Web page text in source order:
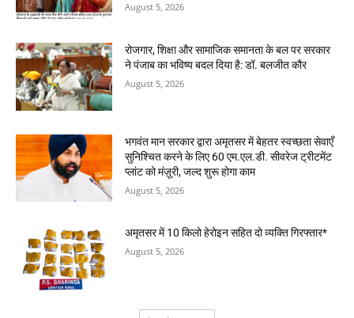
August 5, 2026
रोजगार, शिक्षा और सामाजिक समानता के बल पर सरकार
ने पंजाब का भविष्य बदल दिया है: डॉ. बलजीत कौर
August 5, 2026
भगवंत मान सरकार द्वारा अमृतसर में बेहतर स्वच्छता सेवाएँ
सुनिश्चित करने के लिए 60 एम.एल.डी. सीवरेज ट्रीटमेंट
प्लांट को मंज़ूरी, जल्द शुरू होगा काम
August 5, 2026
अमृतसर में 10 किलो हेरोइन सहित दो व्यक्ति गिरफ्तार*
August 5, 2026